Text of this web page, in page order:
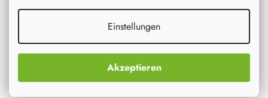
Einstellungen
Akzeptieren
Was interessiert dich am meisten
Originelle Geschenke